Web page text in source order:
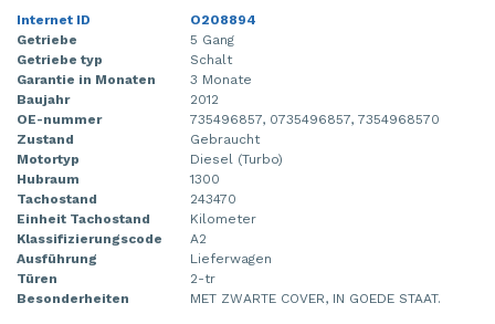
Internet ID
O208894
Getriebe
5 Gang
Getriebe typ
Schalt
Garantie in Monaten
3 Monate
Baujahr
2012
OE-nummer
735496857, 0735496857, 7354968570
Zustand
Gebraucht
Motortyp
Diesel (Turbo)
Hubraum
1300
Tachostand
243470
Einheit Tachostand
Kilometer
Klassifizierungscode
A2
Ausführung
Lieferwagen
Türen
2-tr
Besonderheiten
MET ZWARTE COVER, IN GOEDE STAAT.